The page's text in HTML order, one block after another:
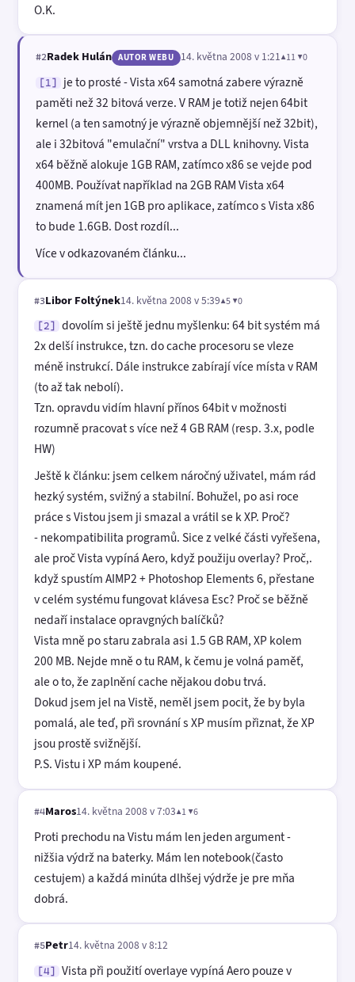
O.K.
#2Radek Hulán AUTOR WEBU 14. května 2008 v 1:21▲11 ▼0
[1]
je to prosté - Vista x64 samotná zabere výrazně
paměti než 32 bitová verze. V RAM je totiž nejen 64bit
kernel (a ten samotný je výrazně objemnější než 32bit),
ale i 32bitová "emulační" vrstva a DLL knihovny. Vista
x64 běžně alokuje 1GB RAM, zatímco x86 se vejde pod
400MB. Používat například na 2GB RAM Vista x64
znamená mít jen 1GB pro aplikace, zatímco s Vista x86
to bude 1.6GB. Dost rozdíl...
Více v odkazovaném článku...
#3Libor Foltýnek14. května 2008 v 5:39▲5 ▼0
[2]
dovolím si ještě jednu myšlenku: 64 bit systém má
2x delší instrukce, tzn. do cache procesoru se vleze
méně instrukcí. Dále instrukce zabírají více místa v RAM
(to až tak nebolí).
Tzn. opravdu vidím hlavní přínos 64bit v možnosti
rozumně pracovat s více než 4 GB RAM (resp. 3.x, podle
HW)
Ještě k článku: jsem celkem náročný uživatel, mám rád
hezký systém, svižný a stabilní. Bohužel, po asi roce
práce s Vistou jsem ji smazal a vrátil se k XP. Proč?
- nekompatibilita programů. Sice z velké části vyřešena,
ale proč Vista vypíná Aero, když použiju overlay? Proč,.
když spustím AIMP2 + Photoshop Elements 6, přestane
v celém systému fungovat klávesa Esc? Proč se běžně
nedaří instalace opravgných balíčků?
Vista mně po staru zabrala asi 1.5 GB RAM, XP kolem
200 MB. Nejde mně o tu RAM, k čemu je volná paměť,
ale o to, že zaplnění cache nějakou dobu trvá.
Dokud jsem jel na Vistě, neměl jsem pocit, že by byla
pomalá, ale teď, při srovnání s XP musím přiznat, že XP
jsou prostě svižnější.
P.S. Vistu i XP mám koupené.
#4Maros14. května 2008 v 7:03▲1 ▼6
Proti prechodu na Vistu mám len jeden argument -
nižšia výdrž na baterky. Mám len notebook(často
cestujem) a každá minúta dlhšej výdrže je pre mňa
dobrá.
#5Petr14. května 2008 v 8:12
[4] Vista při použití overlaye vypíná Aero pouze v